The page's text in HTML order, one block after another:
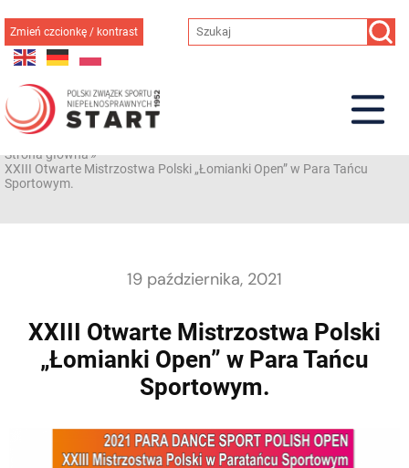
do
treści
Zmień czcionkę / kontrast
Strona główna»
XXIII Otwarte Mistrzostwa Polski „Łomianki Open” w Para Tańcu
Sportowym.
19 października, 2021
XXIII Otwarte Mistrzostwa Polski
„Łomianki Open” w Para Tańcu
Sportowym.